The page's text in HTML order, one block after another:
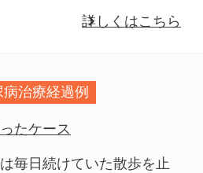
詳しくはこちら
病治療経過例
たケース
毎日続けていた散歩を止